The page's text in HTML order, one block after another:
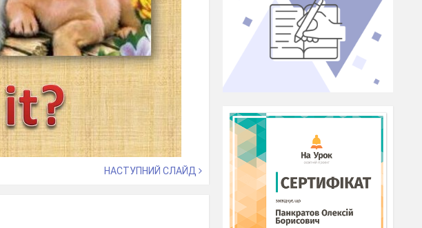
НАСТУПНИЙ СЛАЙД